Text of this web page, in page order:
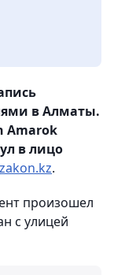
в Алматы.
Amarok
в лицо
zakon.kz.
произошел
с улицей